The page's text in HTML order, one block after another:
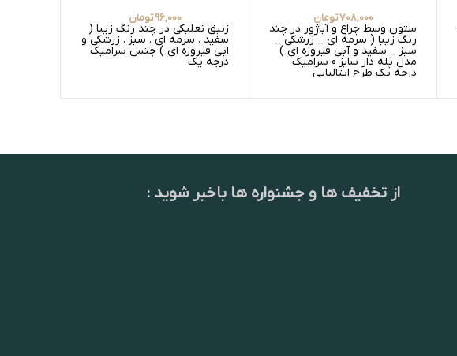
708,000تومان
ستون وسط چراغ و آباژور در چند
رنگ زیبا ( سرمه ای _ زرشکی _
سبز _ سفید و آبی فیروزه ای )
مدل پله دار سایز 0 سرامیک
درجه یک طرح ایتالیایی
96,000تومان
زنبق نعلبکی در چند رنگ زیبا (
سفید . سرمه ای . سبز . زرشکی و
ابی فیروزه ای ) جنس سرامیک
درجه یک
از تخفیف ها و جشنواره ها باخبر شوید :